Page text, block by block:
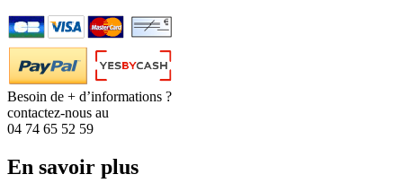
Besoin de + d’informations ?
contactez-nous au
04 74 65 52 59
En savoir plus